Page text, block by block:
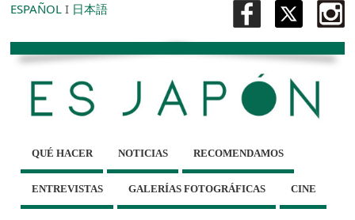
ESPAÑOL I 日本語
QUÉ HACER NOTICIAS RECOMENDAMOS
ENTREVISTAS GALERÍAS FOTOGRÁFICAS CINE